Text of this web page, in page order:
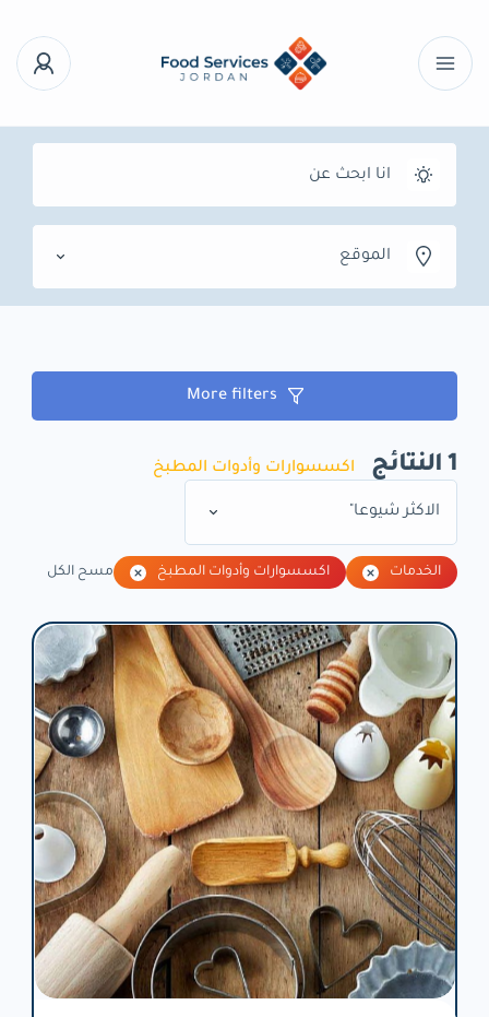
الموقع
More filters
1 النتائج اكسسوارات وأدوات المطبخ
الاكثر شيوعا"
الخدمات اكسسوارات وأدوات المطبخ مسح الكل